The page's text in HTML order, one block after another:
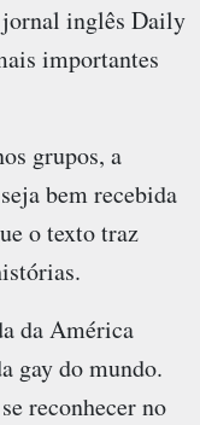
jornal inglês Daily
importantes
grupos, a
bem recebida
o texto traz
da América
gay do mundo.
reconhecer no